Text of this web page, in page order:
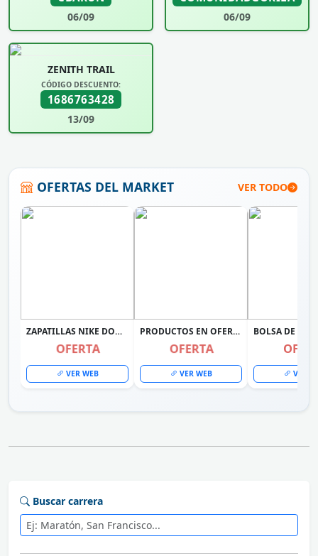
06/09 06/09
ZENITH TRAIL
CÓDIGO DESCUENTO:
1686763428
13/09
OFERTAS DEL MARKET VER TODO
ZAPATILLAS NIKE DOWNSHIFTER 14 PARA MUJER NEGRO IB1899-002
OFERTA
VER WEB
PRODUCTOS EN OFERTA
OFERTA
VER WEB VER
Buscar carrera